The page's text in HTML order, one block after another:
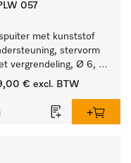
057
met kunststof
stervorm
vergrendeling, Ø 6,
275 mm.
€ excl. BTW